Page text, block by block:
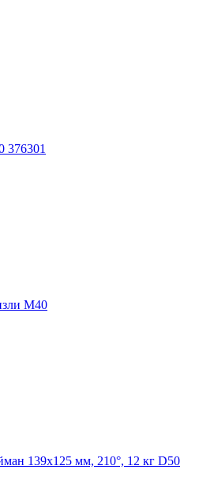
376301
M40
139x125 мм, 210°, 12 кг D50